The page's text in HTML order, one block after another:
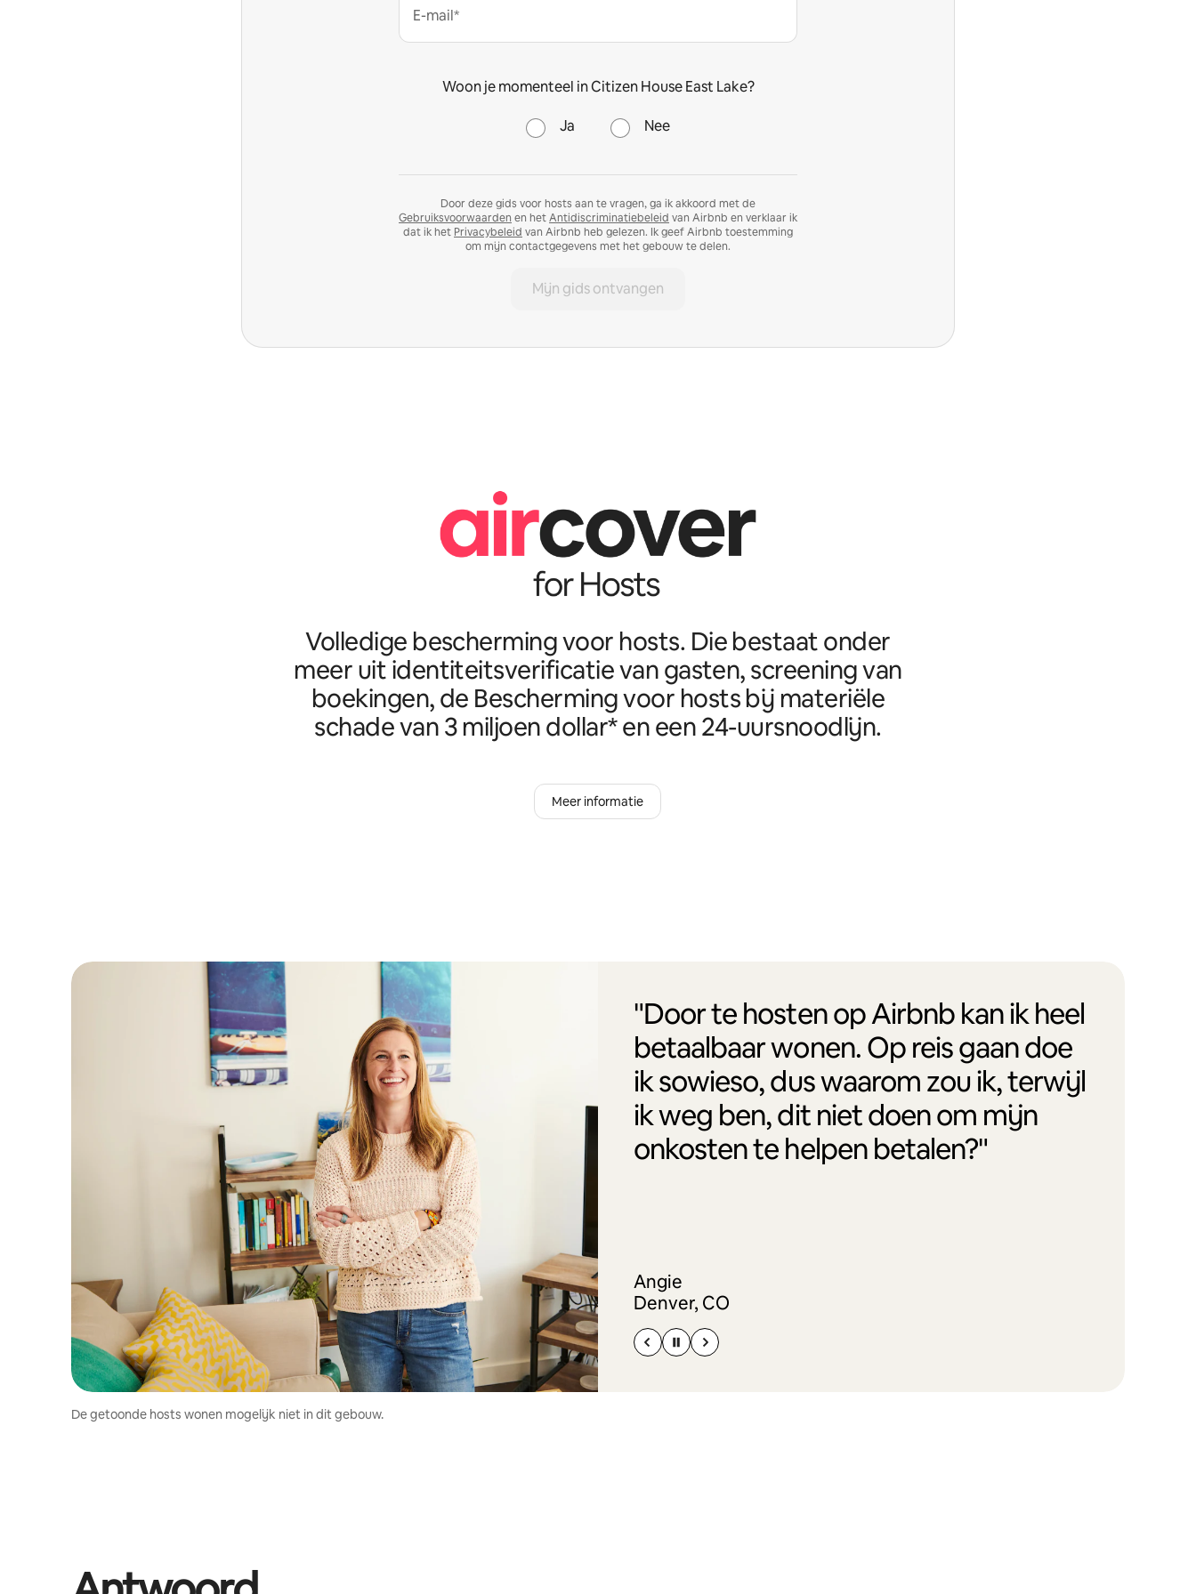
E-mail*
Woon je momenteel in Citizen House East Lake?
Ja Nee
Door deze gids voor hosts aan te vragen, ga ik akkoord met de
Gebruiksvoorwaarden en hetAntidiscriminatiebeleid van Airbnb en verklaar ik
dat ik het Privacybeleid van Airbnb heb gelezen. Ik geef Airbnb toestemming
om mijn contactgegevens met het gebouw te delen.
Mijn gids ontvangen
Volledige bescherming voor hosts. Die bestaat onder
meer uit identiteitsverificatie van gasten, screening van
boekingen, de Bescherming voor hosts bij materiële
schade van 3 miljoen dollar* en een 24-uursnoodlijn.
Meer informatie
"Door te hosten op Airbnb kan ik heel
betaalbaar wonen. Op reis gaan doe
ik sowieso, dus waarom zou ik, terwijl
ik weg ben, dit niet doen om mijn
onkosten te helpen betalen?"
Angie
Denver, CO
De getoonde hosts wonen mogelijk niet in dit gebouw.